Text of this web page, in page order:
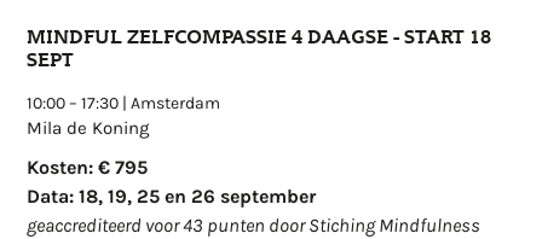
MINDFUL ZELFCOMPASSIE 4 DAAGSE - START 18
SEPT
10:00–17:30 |Amsterdam
Mila de Koning
Kosten: € 795
Data: 18, 19, 25 en 26 september
geaccrediteerd voor 43 punten door Stiching Mindfulness